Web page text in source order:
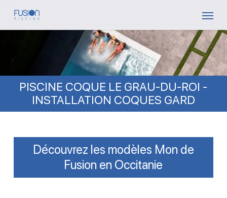
Skip
PISCINE COQUE LE GRAU-DU-ROI -
INSTALLATION COQUES GARD
Découvrez les modèles Mon de
Fusion en Occitanie